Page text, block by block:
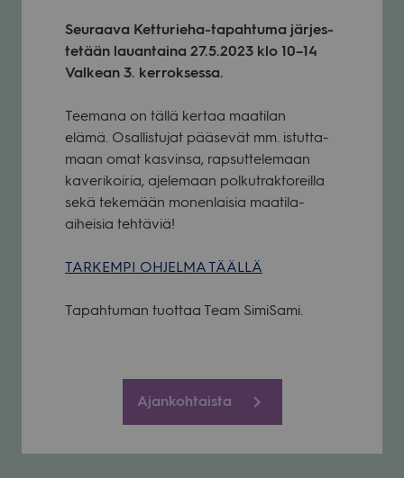
Seu­raava Ket­tu­rieha-tapah­tuma jär­jes­
te­tään lau­an­taina 27.5.2023 klo 10–14
Val­kean 3. ker­rok­sessa.
Tee­mana on tällä ker­taa maa­ti­lan
elämä. Osal­lis­tu­jat pää­se­vät mm. istut­ta­
maan omat kas­vinsa, rap­sut­te­le­maan
kave­ri­koi­ria, aje­le­maan pol­kut­rak­to­reilla
sekä teke­mään monen­lai­sia maa­tila-
aihei­sia teh­tä­viä!
TARKEMPI OHJELMA TÄÄLLÄ
Tapah­tu­man tuot­taa Team Simi­Sami.
Ajankohtaista